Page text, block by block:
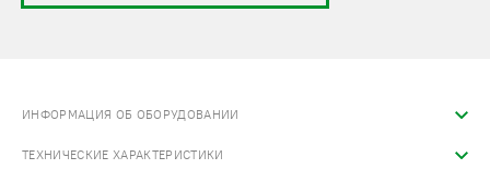
ИНФОРМАЦИЯ ОБ ОБОРУДОВАНИИ
ТЕХНИЧЕСКИЕ ХАРАКТЕРИСТИКИ